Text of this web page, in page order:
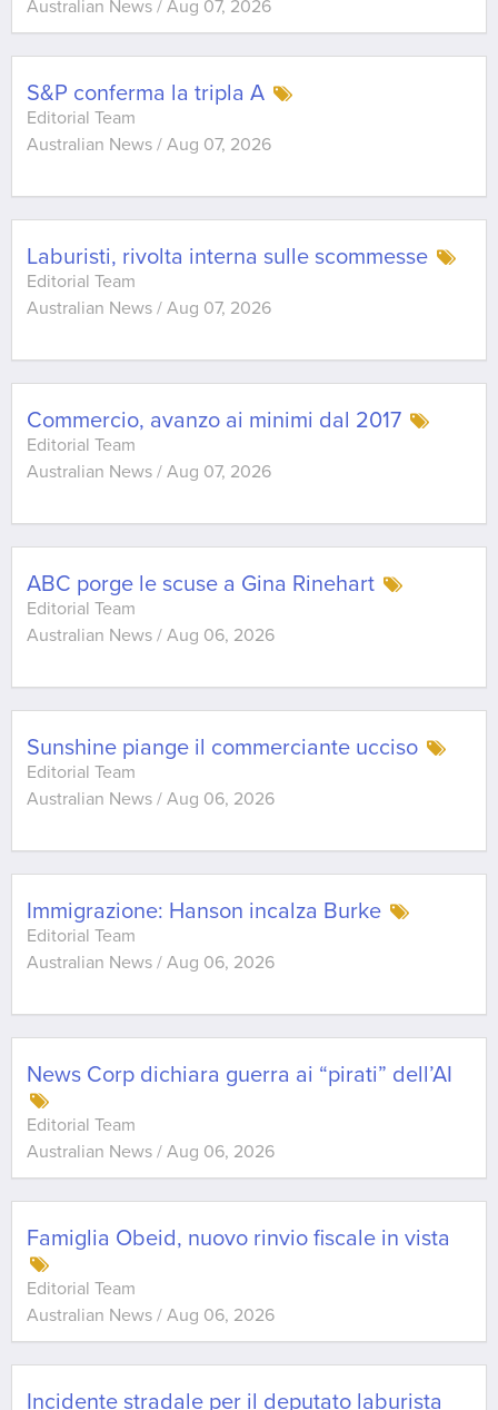
Australian News / Aug 07, 2026
S&P conferma la tripla A
Editorial Team
Australian News / Aug 07, 2026
Laburisti, rivolta interna sulle scommesse
Editorial Team
Australian News / Aug 07, 2026
Commercio, avanzo ai minimi dal 2017
Editorial Team
Australian News / Aug 07, 2026
ABC porge le scuse a Gina Rinehart
Editorial Team
Australian News / Aug 06, 2026
Sunshine piange il commerciante ucciso
Editorial Team
Australian News / Aug 06, 2026
Immigrazione: Hanson incalza Burke
Editorial Team
Australian News / Aug 06, 2026
News Corp dichiara guerra ai “pirati” dell’AI
Editorial Team
Australian News / Aug 06, 2026
Famiglia Obeid, nuovo rinvio fiscale in vista
Editorial Team
Australian News / Aug 06, 2026
Incidente stradale per il deputato laburista